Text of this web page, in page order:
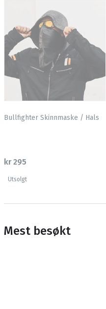
Bullfighter Skinnmaske / Hals
kr 295
Utsolgt
Mest besøkt